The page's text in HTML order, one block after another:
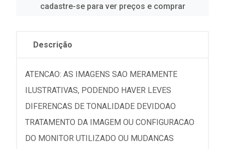
cadastre-se para ver preços e comprar
Descrição
ATENCAO: AS IMAGENS SAO MERAMENTE
ILUSTRATIVAS, PODENDO HAVER LEVES
DIFERENCAS DE TONALIDADE DEVIDOAO
TRATAMENTO DA IMAGEM OU CONFIGURACAO
DO MONITOR UTILIZADO OU MUDANCAS